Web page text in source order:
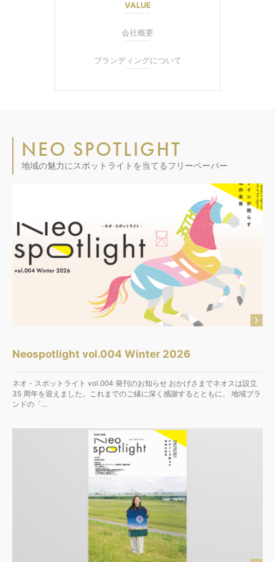
VALUE
会社概要
ブランディングについて
NEO SPOTLIGHT
地域の魅力にスポットライトを当てるフリーペーパー
Neospotlight vol.004 Winter 2026
ネオ・スポットライト vol.004 発刊のお知らせ おかげさまでネオスは設立
35 周年を迎えました。これまでのご縁に深く感謝するとともに、 地域ブラ
ンドの「…